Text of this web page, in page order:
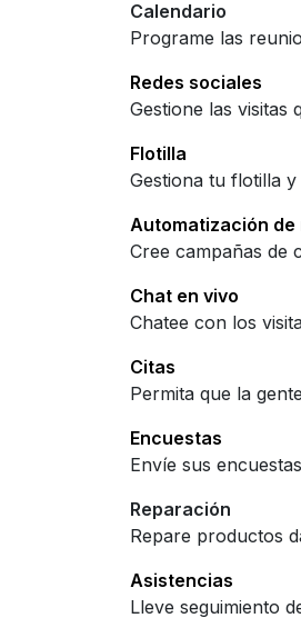
Calendario
Programe las
Redes sociales
Gestione las visitas
Flotilla
Gestiona tu flotilla
Automatización de
Cree campañas de
Chat en vivo
Chatee con los
Citas
Permita que la
Encuestas
Envíe sus
Reparación
Repare productos
Asistencias
Lleve seguimiento